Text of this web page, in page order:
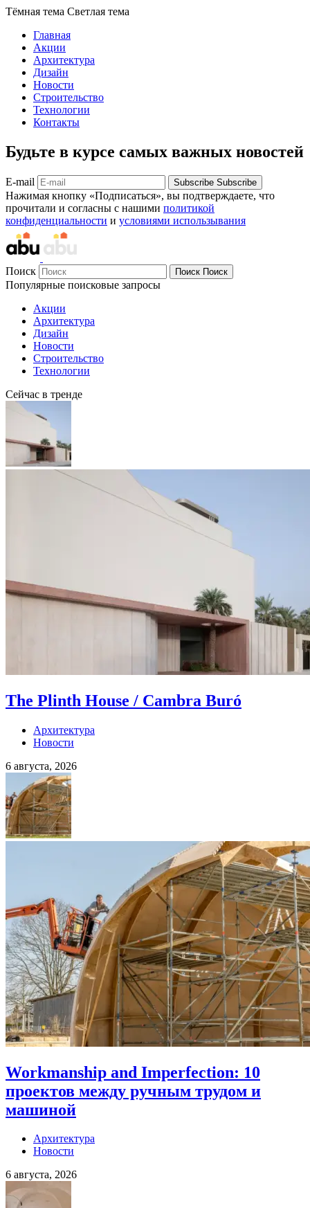
Тёмная тема Светлая тема
Главная
Акции
Архитектура
Дизайн
Новости
Строительство
Технологии
Контакты
Будьте в курсе самых важных новостей
E-mail Subscribe Subscribe
Нажимая кнопку «Подписаться», вы подтверждаете, что
прочитали и согласны с нашими политикой
конфиденциальности и условиями использывания
Поиск Поиск Поиск
Популярные поисковые запросы
Акции
Архитектура
Дизайн
Новости
Строительство
Технологии
Сейчас в тренде
The Plinth House / Cambra Buró
Архитектура
Новости
6 августа, 2026
Workmanship and Imperfection: 10
проектов между ручным трудом и
машиной
Архитектура
Новости
6 августа, 2026